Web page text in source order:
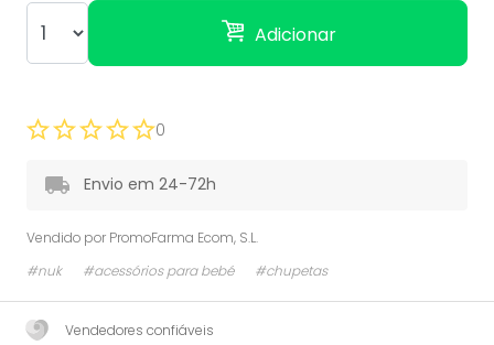
Adicionar
0
Envio em 24-72h
Vendido por PromoFarma Ecom, S.L.
#nuk
#acessórios para bebé #chupetas
Vendedores confiáveis